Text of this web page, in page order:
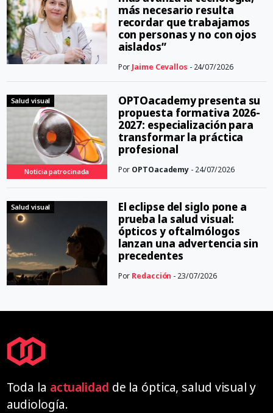
más necesario resulta
recordar que trabajamos
con personas y no con ojos
aislados”
Por Jaime Cevallos - 24/07/2026
Salud visual
Noticia patrocinada
OPTOacademy presenta su
propuesta formativa 2026-
2027: especialización para
transformar la práctica
profesional
Por OPTOacademy - 24/07/2026
Salud visual
El eclipse del siglo pone a
prueba la salud visual:
ópticos y oftalmólogos
lanzan una advertencia sin
precedentes
Por Redacción - 23/07/2026
Toda la actualidad de la óptica, salud visual y
audiología.